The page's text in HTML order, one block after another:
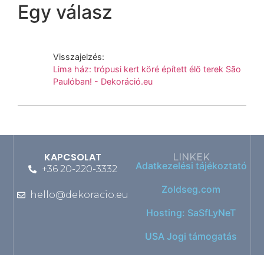
Egy válasz
Visszajelzés:
Lima ház: trópusi kert köré épített élő terek São
Paulóban! - Dekoráció.eu
KAPCSOLAT
+36 20-220-3332
hello@dekoracio.eu
LINKEK
Adatkezelési tájékoztató
Zoldseg.com
Hosting: SaSfLyNeT
USA Jogi támogatás